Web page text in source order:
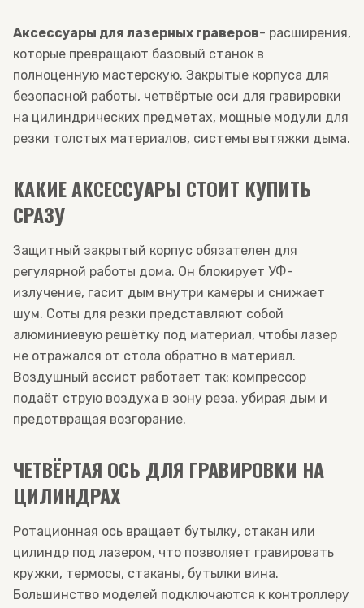
Аксессуары для лазерных граверов- расширения,
которые превращают базовый станок в
полноценную мастерскую. Закрытые корпуса для
безопасной работы, четвёртые оси для гравировки
на цилиндрических предметах, мощные модули для
резки толстых материалов, системы вытяжки дыма.
КАКИЕ АКСЕССУАРЫ СТОИТ КУПИТЬ
СРАЗУ
Защитный закрытый корпус обязателен для
регулярной работы дома. Он блокирует УФ-
излучение, гасит дым внутри камеры и снижает
шум. Соты для резки представляют собой
алюминиевую решётку под материал, чтобы лазер
не отражался от стола обратно в материал.
Воздушный ассист работает так: компрессор
подаёт струю воздуха в зону реза, убирая дым и
предотвращая возгорание.
ЧЕТВЁРТАЯ ОСЬ ДЛЯ ГРАВИРОВКИ НА
ЦИЛИНДРАХ
Ротационная ось вращает бутылку, стакан или
цилиндр под лазером, что позволяет гравировать
кружки, термосы, стаканы, бутылки вина.
Большинство моделей подключаются к контроллеру